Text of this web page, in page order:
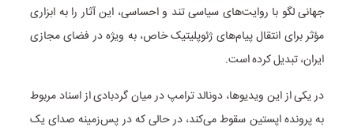
جهانی لگو با روایت‌های سیاسی تند و احساسی، این آثار را به ابزاری
مؤثر برای انتقال پیام‌های ژئوپلیتیک خاص، به ویژه در فضای مجازی
ایران، تبدیل کرده است.
در یکی از این ویدیوها، دونالد ترامپ در میان گردبادی از اسناد مربوط
به پرونده اپستین سقوط می‌کند، در حالی که در پس‌زمینه صدای یک